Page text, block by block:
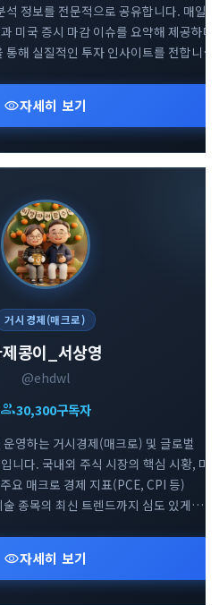
석 정보를 전문적으로 공유합니다. 매일
미국 증시 마감 이슈를 요약해 제공하며,
해 실질적인 투자 인사이트를 전합니다.
경제·금융 브리핑 채널입니다.
visibility자세히 보기
거시경제(매크로)
콩이_서상영
@ehdwl
group30,300구독자
영하는 거시경제(매크로) 및 글로벌
니다. 국내외 주식 시장의 핵심 시황, 미
요 매크로 경제 지표(PCE, CPI 등)
종목의 최신 트렌드까지 심도 있게
별화된 통찰을 제공합니다.
visibility자세히 보기